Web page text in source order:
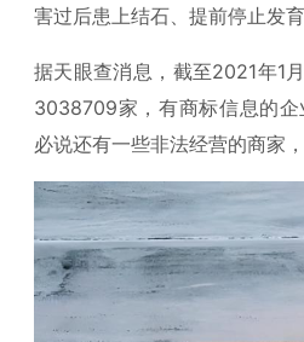
害过后患上结石、提前停止发
据天眼查消息，截至2021年1
3038709家，有商标信息的
必说还有一些非法经营的商家